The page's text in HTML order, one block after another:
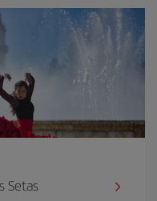
Setas